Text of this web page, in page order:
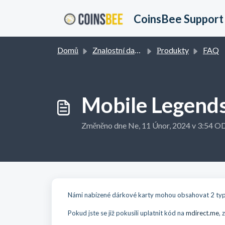
CoinsBee Support
Domů Znalostní databáze Рrodukty FAQ
Mobile
Změněno dne Ne, 11 Únor, 2024 v 3:54
Námi nabízené dárkové karty mohou obsahovat 2
Pokud jste se již pokusili uplatnit kód na mdirect.me,